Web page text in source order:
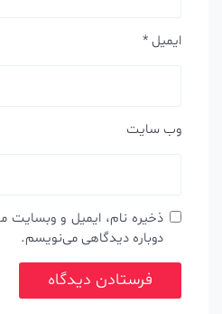
ایمیل*
وب‌ سایت
ذخیره نام، ایمیل و وبسایت من
دوباره دیدگاهی می‌نویسم.